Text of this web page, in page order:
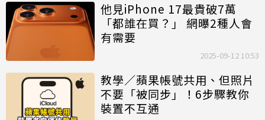
他見iPhone 17最貴破7萬
「都誰在買？」 網曝2種人會
有需要
2025-09-12 10:53
教學／蘋果帳號共用、但照片
不要「被同步」！6步驟教你
裝置不互通